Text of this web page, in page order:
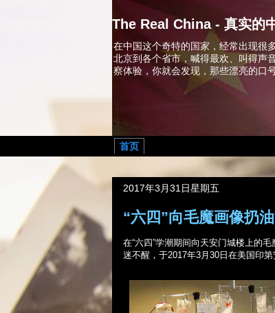
The Real China - 真实的
在中国这个奇特的国家，经常出现很
北京到各个省市，喊得最欢、叫得声
察体验，你就会发现，那些漂亮的口
首页
2017年3月31日星期五
“六四”向毛魔画像扔
在“六四”学潮期间向天安门城楼上的
迷不醒，于2017年3月 30 日在美国印第